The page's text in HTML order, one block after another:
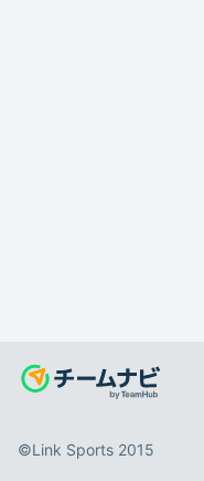
©️Link Sports 2015